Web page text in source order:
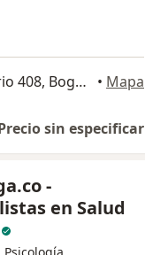
Cra. 19a #82 - 85, consultorio 408, Bogotá • Mapa
sin especificar
-
en Salud